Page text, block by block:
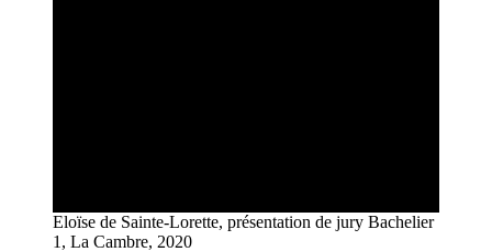
Eloïse de Sainte-Lorette, présentation de jury Bachelier
1, La Cambre, 2020